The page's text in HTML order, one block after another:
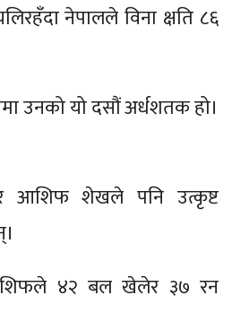
नेपालले विना क्षति ८६
उनको यो दसौं अर्धशतक हो।
आशिफ शेखले पनि उत्कृष्ट
४२ बल खेलेर ३७ रन